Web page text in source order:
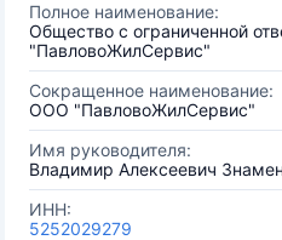
Полное наименование:
Общество с ограниченной
"ПавловоЖилСервис"
Сокращенное наименование:
ООО "ПавловоЖилСервис"
Имя руководителя:
Владимир Алексеевич
ИНН:
5252029279